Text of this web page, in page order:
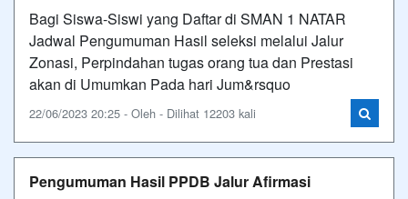
Bagi Siswa-Siswi yang Daftar di SMAN 1 NATAR
Jadwal Pengumuman Hasil seleksi melalui Jalur
Zonasi, Perpindahan tugas orang tua dan Prestasi
akan di Umumkan Pada hari Jum&rsquo
22/06/2023 20:25 - Oleh - Dilihat 12203 kali
Pengumuman Hasil PPDB Jalur Afirmasi